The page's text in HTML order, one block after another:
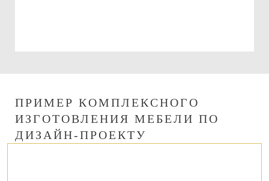
ПРИМЕР КОМПЛЕКСНОГО
ИЗГОТОВЛЕНИЯ МЕБЕЛИ ПО
ДИЗАЙН-ПРОЕКТУ